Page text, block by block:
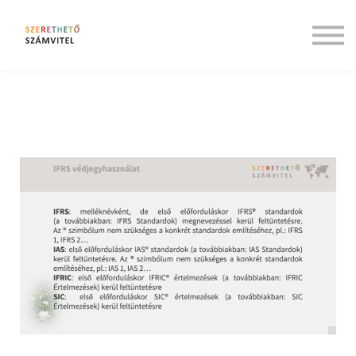
Társadalmi felelősségvállalás